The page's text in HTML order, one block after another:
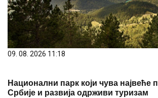
09. 08. 2026 11:18
Национални парк који чува највеће
Србије и развија одрживи туризам